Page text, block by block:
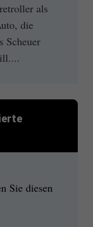
als
die
Scheuer
Sie diesen